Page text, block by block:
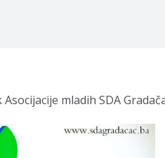
mladih SDA